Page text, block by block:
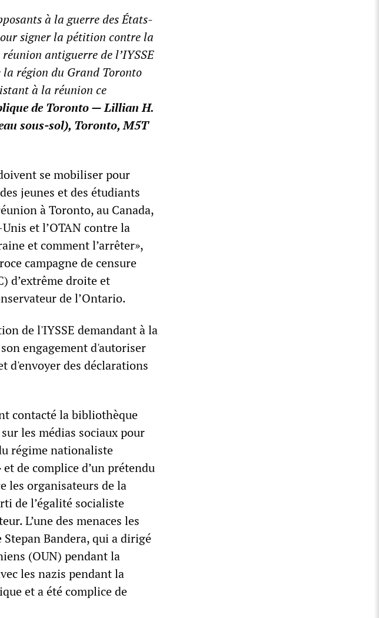
à la guerre des États-
signer la pétition contre la
antiguerre de l’IYSSE
la région du Grand Toronto
à la réunion ce
de Toronto — Lillian H.
sous-sol), Toronto, M5T
se mobiliser pour
jeunes et des étudiants
à Toronto, au Canada,
et l’OTAN contre la
et comment l’arrêter»,
campagne de censure
d’extrême droite et
de l’Ontario.
de l'IYSSE demandant à la
engagement d'autoriser
d'envoyer des déclarations
contacté la bibliothèque
les médias sociaux pour
régime nationaliste
de complice d’un prétendu
les organisateurs de la
de l’égalité socialiste
L’une des menaces les
Bandera, qui a dirigé
(OUN) pendant la
les nazis pendant la
et a été complice de